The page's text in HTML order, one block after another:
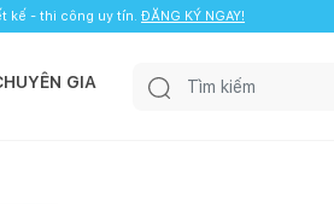
kế - thi công uy tín. ĐĂNG KÝ NGAY!
GIA